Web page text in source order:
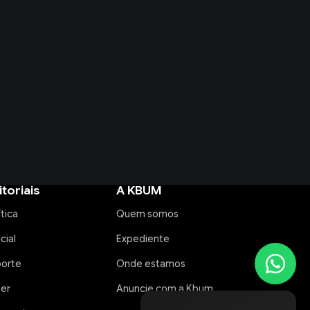
A KBUM
Quem somos
Expediente
Onde estamos
Anuncie com a Kbum